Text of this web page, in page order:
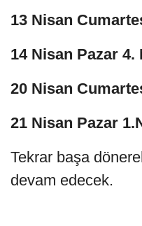
13 Nisan
14 Nisan Pazar 4.
20 Nisan
21 Nisan Pazar
Tekrar başa
devam edecek.